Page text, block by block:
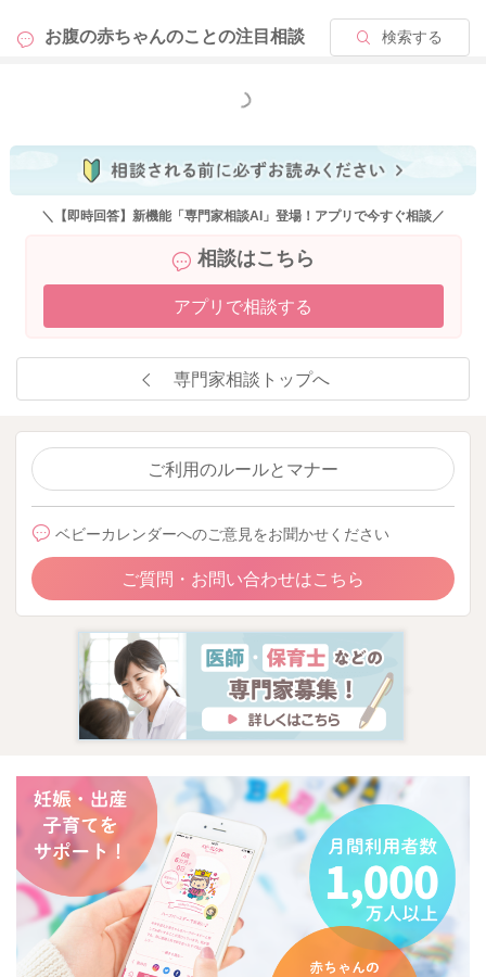
談、各専門家の資格の範疇外のご相談に関しては、回答をいた
しかねます。恐れ入りますが、かかりつけの医師など、専門の
これからもベビーカレンダーの専門家相談コーナーをよろしく
2025/12/9 11:46
お腹の赤ちゃんのことの注目相談 検索する
もっと見る
＼【即時回答】新機能「専門家相談AI」登場！アプリで今すぐ相談／
相談はこちら
アプリで相談する
専門家相談トップへ
ご利用のルールとマナー
ベビーカレンダーへのご意見をお聞かせください
ご質問・お問い合わせはこちら